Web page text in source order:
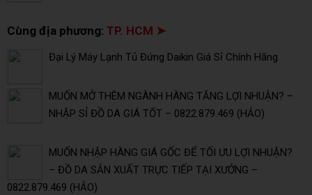
Cùng địa phương: TP. HCM ➤
Đại Lý Máy Lạnh Tủ Đứng Daikin Giá Sỉ Chính Hãng
MUỐN MỞ THÊM NGÀNH HÀNG TĂNG LỢI NHUẬN? –
NHẬP SỈ ĐỒ DA GIÁ TỐT – 0822.879.469 (HẢO)
MUỐN NHẬP HÀNG GIÁ GỐC ĐỂ TỐI ƯU LỢI NHUẬN?
– ĐỒ DA SẢN XUẤT TRỰC TIẾP TẠI XƯỞNG –
0822.879.469 (HẢO)